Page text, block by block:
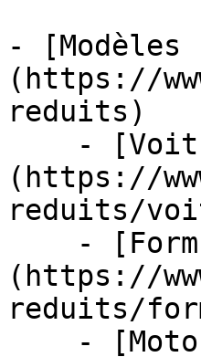
- [Modèles
(https://
reduits)
(https://
reduits/
(https://
reduits/